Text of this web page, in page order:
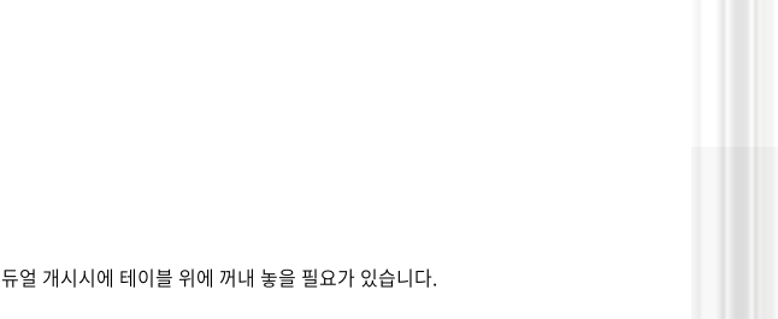
얼 개시시에 테이블 위에 꺼내 놓을 필요가 있습니다.